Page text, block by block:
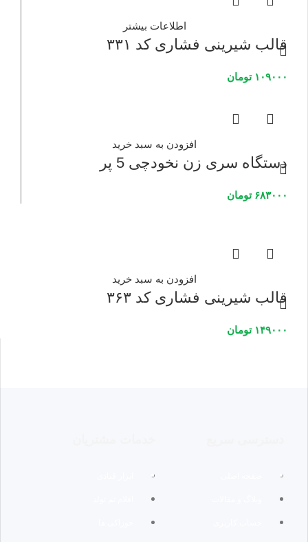
اطلاعات بیشتر
قالب شیرینی فشاری کد ۳۳۱
۱۰۹۰۰۰ تومان
افزودن به سبد خرید
دستگاه سری زن نخودچی 5 پر
۶۸۳۰۰۰ تومان
افزودن به سبد خرید
قالب شیرینی فشاری کد ۳۶۳
۱۴۹۰۰۰ تومان